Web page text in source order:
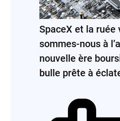
SpaceX et la ruée
sommes-nous à
nouvelle ère
bulle prête à